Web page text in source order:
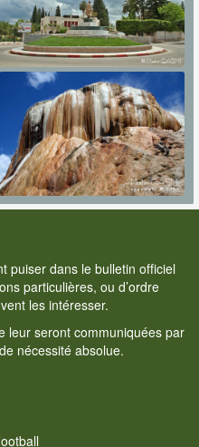
puiser dans le bulletin officiel
particulières, ou d’ordre
les intéresser.
leur seront communiquées par
nécessité absolue.